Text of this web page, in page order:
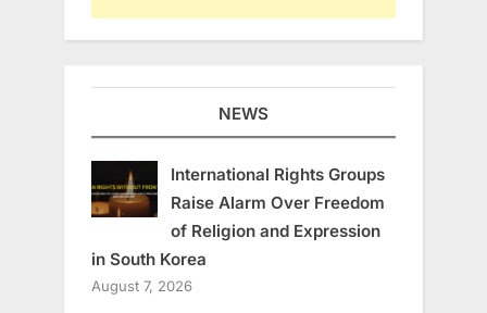
NEWS
International Rights Groups
Raise Alarm Over Freedom
of Religion and Expression
in South Korea
August 7, 2026